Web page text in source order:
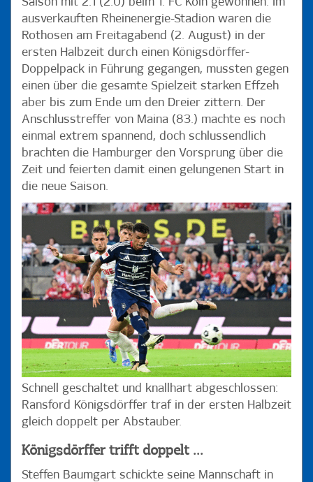
Saison mit 2:1 (2:0) beim 1. FC Köln gewonnen. Im
ausverkauften Rheinenergie-Stadion waren die
Rothosen am Freitagabend (2. August) in der
ersten Halbzeit durch einen Königsdörffer-
Doppelpack in Führung gegangen, mussten gegen
einen über die gesamte Spielzeit starken Effzeh
aber bis zum Ende um den Dreier zittern. Der
Anschlusstreffer von Maina (83.) machte es noch
einmal extrem spannend, doch schlussendlich
brachten die Hamburger den Vorsprung über die
Zeit und feierten damit einen gelungenen Start in
die neue Saison.
Schnell geschaltet und knallhart abgeschlossen:
Ransford Königsdörffer traf in der ersten Halbzeit
gleich doppelt per Abstauber.
Königsdörffer trifft doppelt ...
Steffen Baumgart schickte seine Mannschaft in